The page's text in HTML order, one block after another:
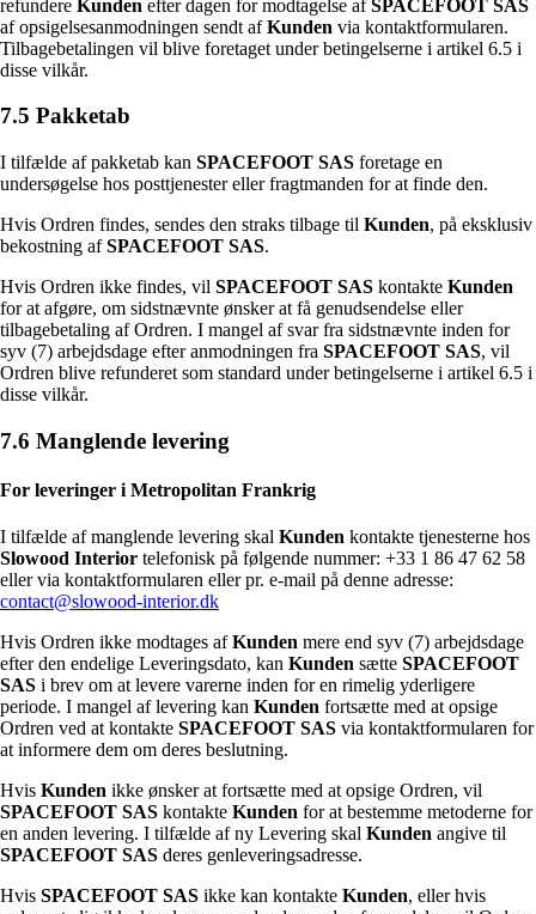
refundere Kunden efter dagen for modtagelse afSPACEFOOT SAS
af opsigelsesanmodningen sendt afKunden via kontaktformularen.
Tilbagebetalingen vil blive foretaget under betingelserne i artikel 6.5 i
disse vilkår.
7.5 Pakketab
I tilfælde af pakketab kan SPACEFOOT SAS foretage en
undersøgelse hos posttjenester eller fragtmanden for at finde den.
Hvis Ordren findes, sendes den straks tilbage til Kunden, på eksklusiv
bekostning afSPACEFOOT SAS.
Hvis Ordren ikke findes, vil SPACEFOOT SAS kontakte Kunden
for at afgøre, om sidstnævnte ønsker at få genudsendelse eller
tilbagebetaling af Ordren. I mangel af svar fra sidstnævnte inden for
syv (7) arbejdsdage efter anmodningen fra SPACEFOOT SAS, vil
Ordren blive refunderet som standard under betingelserne i artikel 6.5 i
disse vilkår.
7.6 Manglende levering
For leveringer i Metropolitan Frankrig
I tilfælde af manglende levering skal Kunden kontakte tjenesterne hos
Slowood Interior telefonisk på følgende nummer: +33 1 86 47 62 58
eller via kontaktformularen eller pr. e-mail på denne adresse:
contact@slowood-interior.dk
Hvis Ordren ikke modtages afKunden mere end syv (7) arbejdsdage
efter den endelige Leveringsdato, kan Kunden sætte SPACEFOOT
SAS i brev om at levere varerne inden for en rimelig yderligere
periode. I mangel af levering kan Kunden fortsætte med at opsige
Ordren ved at kontakte SPACEFOOT SAS via kontaktformularen for
at informere dem om deres beslutning.
Hvis Kunden ikke ønsker at fortsætte med at opsige Ordren, vil
SPACEFOOT SAS kontakte Kunden for at bestemme metoderne for
en anden levering. I tilfælde af ny Levering skal Kunden angive til
SPACEFOOT SAS deres genleveringsadresse.
Hvis SPACEFOOT SAS ikke kan kontakte Kunden, eller hvis